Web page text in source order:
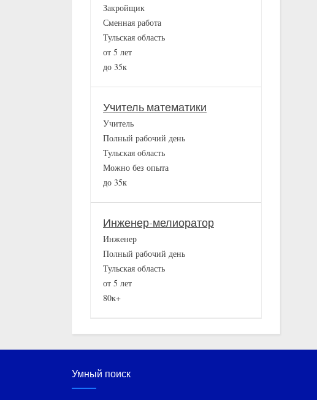
Закройщик
Сменная работа
Тульская область
от 5 лет
до 35к
Учитель математики
Учитель
Полный рабочий день
Тульская область
Можно без опыта
до 35к
Инженер-мелиоратор
Инженер
Полный рабочий день
Тульская область
от 5 лет
80к+
Умный поиск